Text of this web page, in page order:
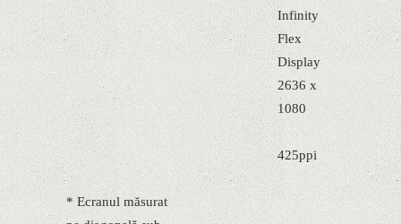
Infinity
Flex
Display
2636 x
1080
425ppi
* Ecranul măsurat